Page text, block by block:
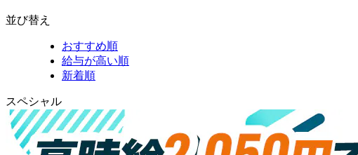
並び替え
おすすめ順
給与が高い順
新着順
スペシャル